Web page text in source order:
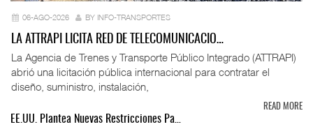
06-AGO-2026 BY INFO-TRANSPORTES
LA ATTRAPI LICITA RED DE TELECOMUNICACIO…
La Agencia de Trenes y Transporte Público Integrado (ATTRAPI)
abrió una licitación pública internacional para contratar el
diseño, suministro, instalación,
READ MORE
EE.UU. Plantea Nuevas Restricciones Pa…